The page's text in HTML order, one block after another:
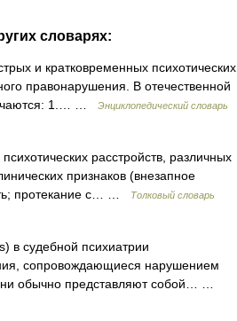
словарях:
и кратковременных психотических
правонарушения. В отечественной
1.… …
Энциклопедический словарь
расстройств, различных
признаков (внезапное
протекание с… …
Толковый словарь
в судебной психиатрии
сопровождающиеся нарушением
обычно представляют собой… …